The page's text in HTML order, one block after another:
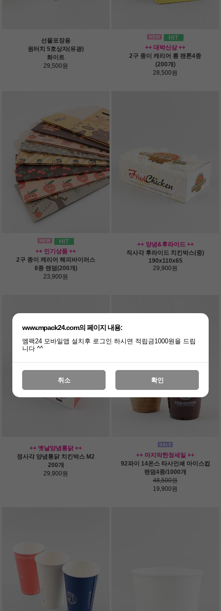
선물포장용
원터치 5호상자(유광)
화이트
29,500원
++ 대박신상 ++
2구 종이 캐리어 롱 팬톤4종
(200개)
28,500원
++ 인기상품 ++
2구 종이 캐리어 해피바이러스
8종 랜덤(200개)
23,900원
++ 양념&후라이드 ++
직사각 후라이드 치킨박스(중)
190x110x65
29,900원
++ 옛날양념통닭 ++
정사각 양념통닭 치킨박스 M2
200개
29,900원
++ 마지막한정세일 ++
92파이 14온스 타사인쇄 아이스컵
랜덤4종/1000개
48,500원
19,900원
www.mpack24.com의 페이지 내용:
엠팩24 모바일앱 설치후 로그인 하시면 적립금1000원을 드립
니다 ^^
취소 확인